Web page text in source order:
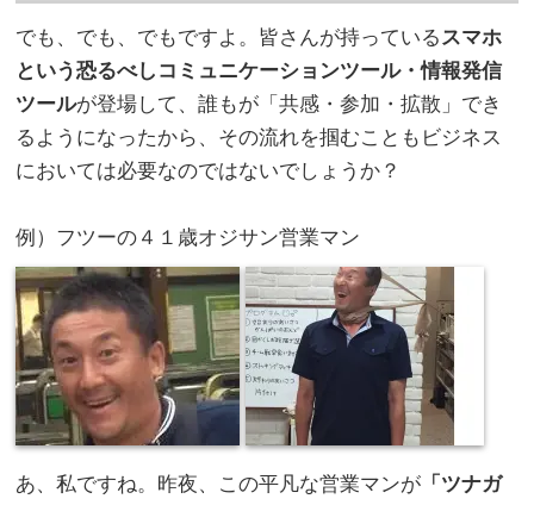
でも、でも、でもですよ。皆さんが持っているスマホ
という恐るべしコミュニケーションツール・情報発信
ツールが登場して、誰もが「共感・参加・拡散」でき
るようになったから、その流れを掴むこともビジネス
においては必要なのではないでしょうか？
例）フツーの４１歳オジサン営業マン
あ、私ですね。昨夜、この平凡な営業マンが 「ツナガ